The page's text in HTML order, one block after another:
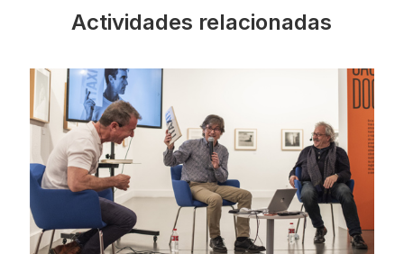
Actividades relacionadas